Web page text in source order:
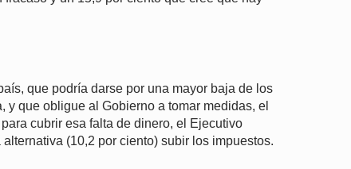
que podría darse por una mayor baja de los
que obligue al Gobierno a tomar medidas, el
cubrir esa falta de dinero, el Ejecutivo
(10,2 por ciento) subir los impuestos.